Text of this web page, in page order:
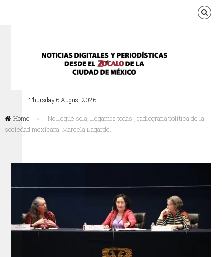
Thursday 6 August 2026
Home »
“No llegué sola, llegamos todas”, radiografía política de la
sociedad mexicana: Marcela Lagarde.